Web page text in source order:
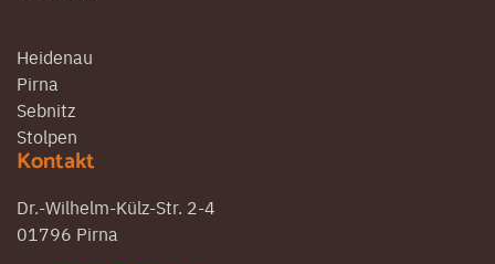
Heidenau
Pirna
Sebnitz
Stolpen
Kontakt
Dr.-Wilhelm-Külz-Str. 2-4
01796 Pirna